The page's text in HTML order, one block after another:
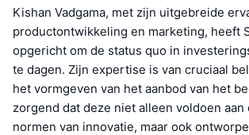
Kishan Vadgama, met zijn uitgebreide
productontwikkeling en marketing, heeft
opgericht om de status quo in
te dagen. Zijn expertise is van cruciaal
het vormgeven van het aanbod van het
zorgend dat deze niet alleen voldoen aan
normen van innovatie, maar ook